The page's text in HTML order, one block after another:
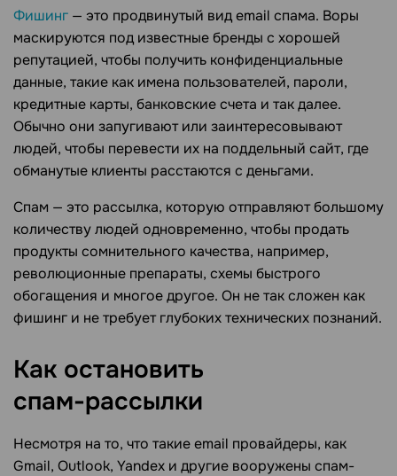
Фишинг — это продвинутый вид email спама. Воры
маскируются под известные бренды с хорошей
репутацией, чтобы получить конфиденциальные
данные, такие как имена пользователей, пароли,
кредитные карты, банковские счета и так далее.
Обычно они запугивают или заинтересовывают
людей, чтобы перевести их на поддельный сайт, где
обманутые клиенты расстаются с деньгами.
Cпам — это рассылка, которую отправляют большому
количеству людей одновременно, чтобы продать
продукты сомнительного качества, например,
революционные препараты, схемы быстрого
обогащения и многое другое. Он не так сложен как
фишинг и не требует глубоких технических познаний.
Как остановить
спам-рассылки
Несмотря на то, что такие email провайдеры, как
Gmail, Outlook, Yandex и другие вооружены спам-